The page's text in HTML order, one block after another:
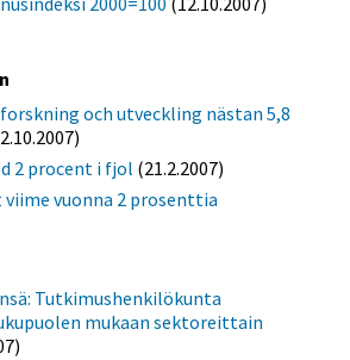
och utveckling nästan 5,8
2 procent i fjol (21.2.2007)
vuonna 2 prosenttia
Tutkimushenkilökunta
mukaan sektoreittain